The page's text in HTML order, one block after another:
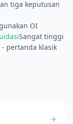
tiga keputusan
OI
Sangat tinggi
pertanda klasik